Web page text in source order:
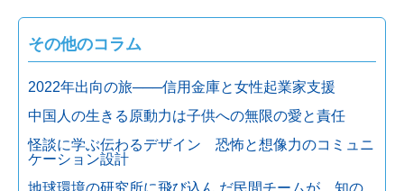
その他のコラム
2022年出向の旅───信用金庫と女性起業家支援
中国人の生きる原動力は子供への無限の愛と責任
怪談に学ぶ伝わるデザイン 恐怖と想像力のコミュニ
ケーション設計
地球環境の研究所に飛び込ん だ民間チームが、知の